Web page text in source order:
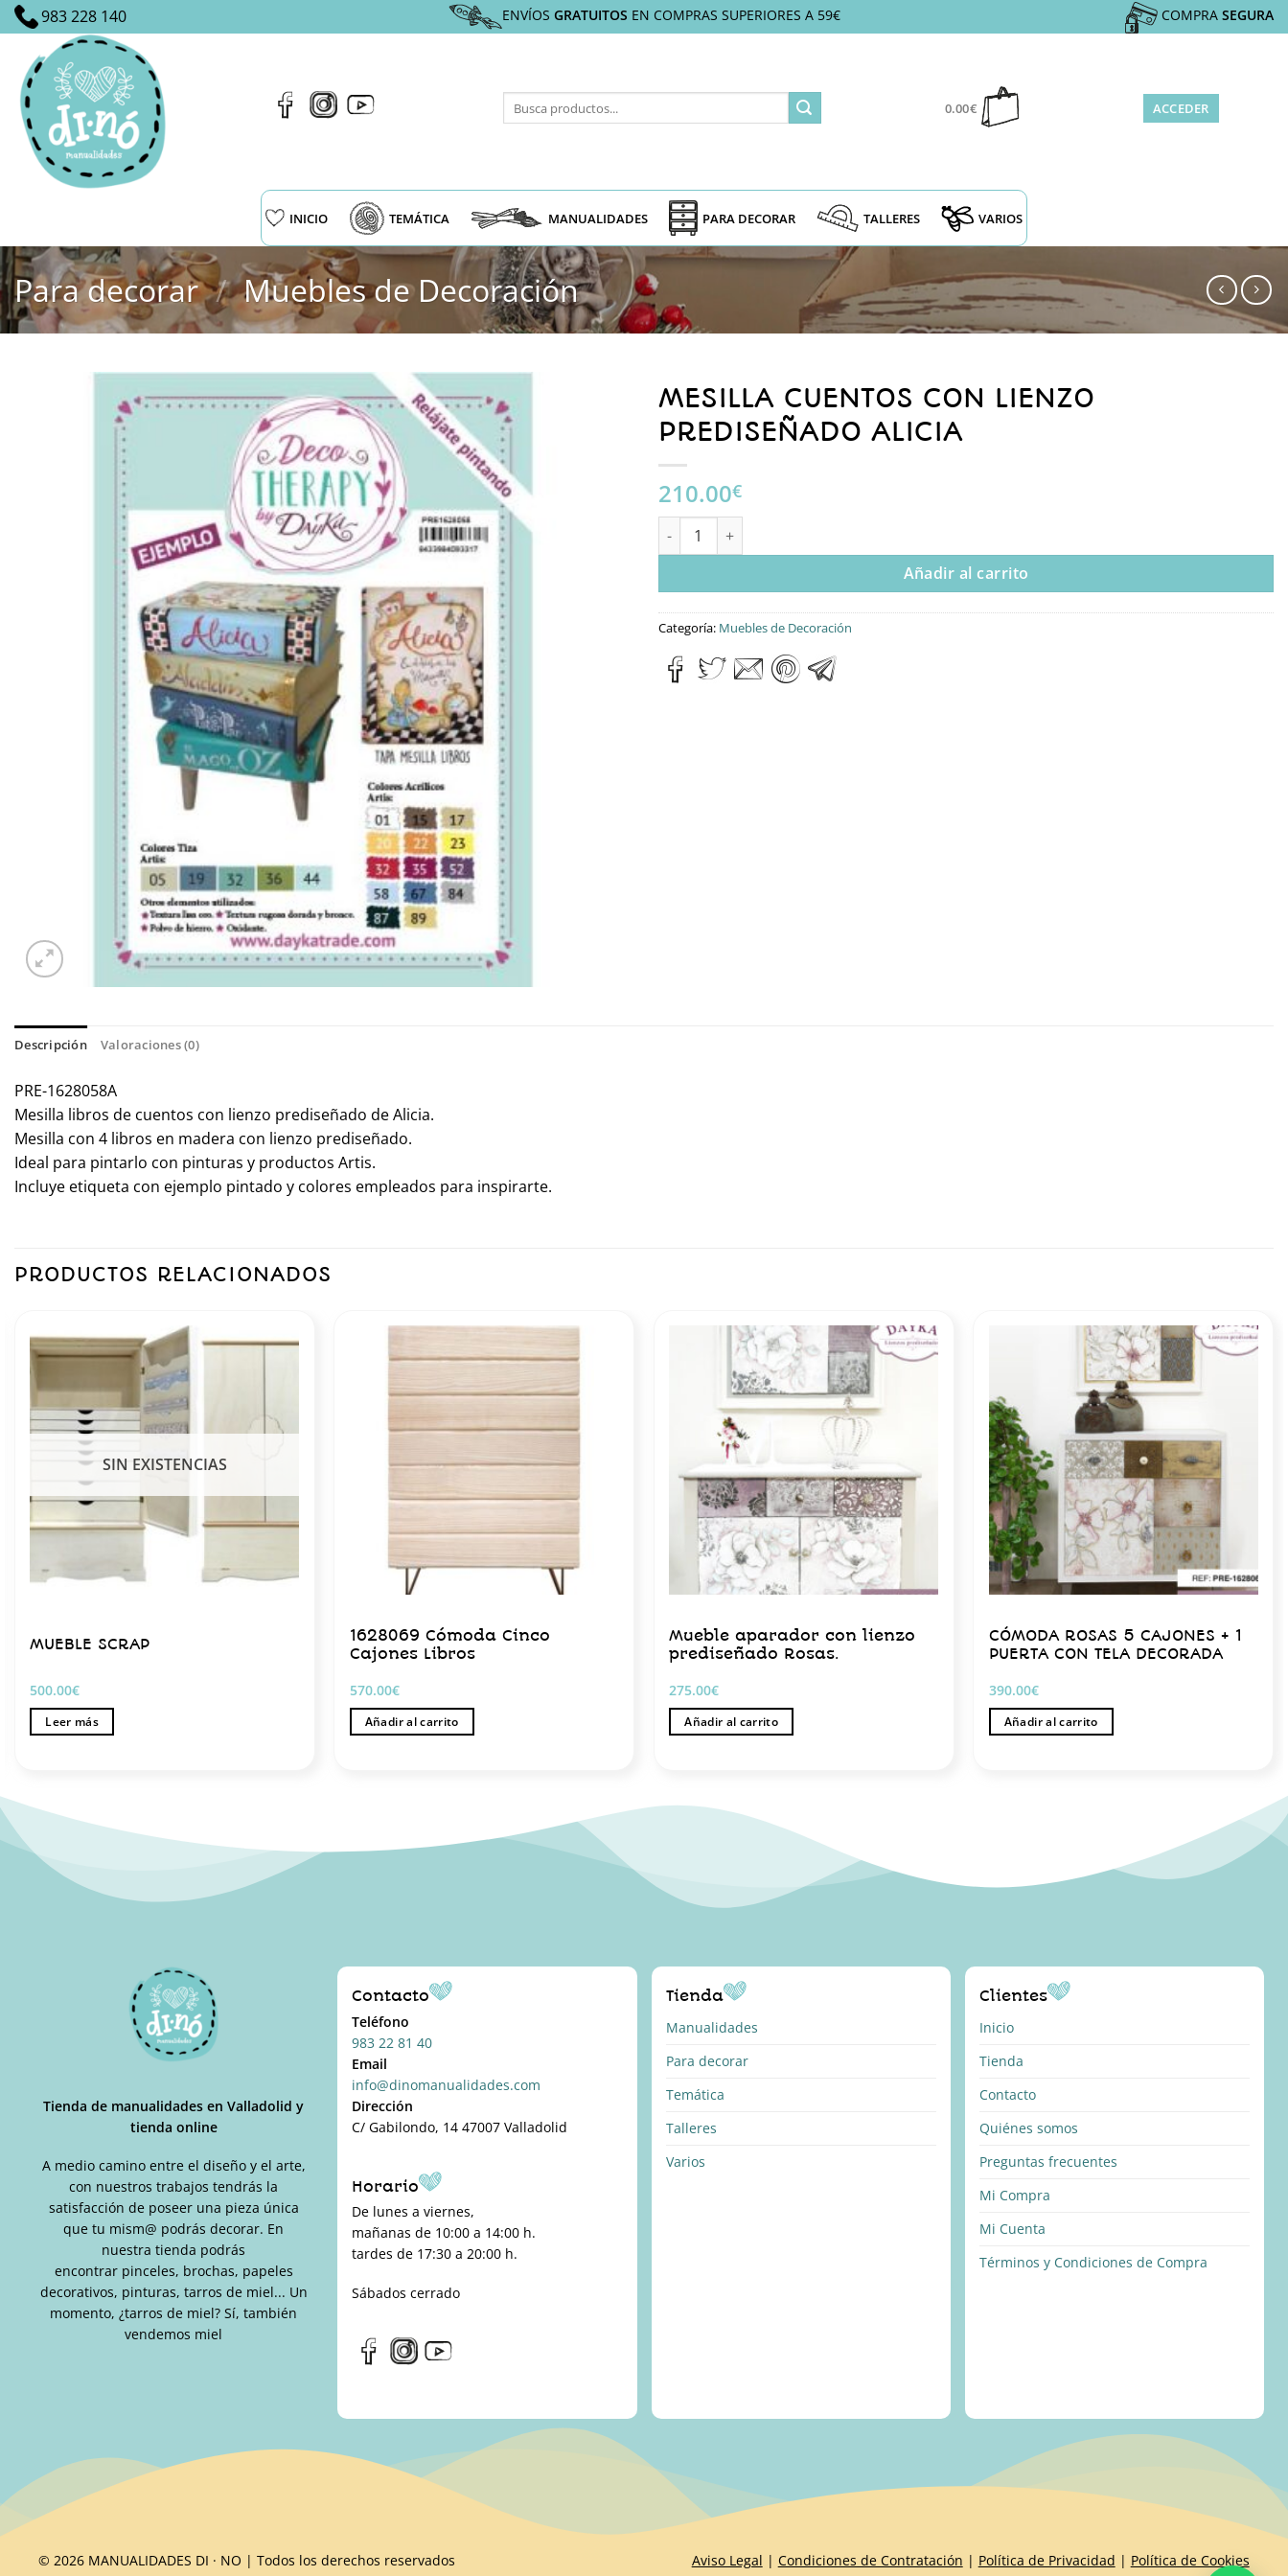
Saltar
al
contenido
983 228 140 ENVÍOS GRATUITOS EN COMPRAS SUPERIORES A 59€ COMPRA SEGURA
por:
0.00€ ACCEDER
INICIO TEMÁTICA MANUALIDADES PARA DECORAR TALLERES VARIOS
Para decorar / Muebles de Decoración
MESILLA CUENTOS CON LIENZO
PREDISEÑADO ALICIA
210.00€
MESILLA CUENTOS CON LIENZO PREDISEÑADO ALICIA cantidad
Añadir al carrito
Categoría: Muebles de Decoración
Descripción Valoraciones (0)
PRE-1628058A
Mesilla libros de cuentos con lienzo prediseñado de Alicia.
Mesilla con 4 libros en madera con lienzo prediseñado.
Ideal para pintarlo con pinturas y productos Artis.
Incluye etiqueta con ejemplo pintado y colores empleados para inspirarte.
PRODUCTOS RELACIONADOS
SIN EXISTENCIAS
MUEBLE SCRAP
500.00€
Leer más
1628069 Cómoda Cinco
Cajones Libros
570.00€
Añadir al carrito
Mueble aparador con lienzo
prediseñado Rosas.
275.00€
Añadir al carrito
CÓMODA ROSAS 5 CAJONES + 1
PUERTA CON TELA DECORADA
390.00€
Añadir al carrito
Tienda de manualidades en Valladolid y
tienda online
A medio camino entre el diseño y el arte,
con nuestros trabajos tendrás la
satisfacción de poseer una pieza única
que tu mism@ podrás decorar. En
nuestra tienda podrás
encontrar pinceles, brochas, papeles
decorativos, pinturas, tarros de miel... Un
momento, ¿tarros de miel? Sí, también
vendemos miel
Contacto
Teléfono
983 22 81 40
Email
info@dinomanualidades.com
Dirección
C/ Gabilondo, 14 47007 Valladolid
Horario
De lunes a viernes,
mañanas de 10:00 a 14:00 h.
tardes de 17:30 a 20:00 h.
Sábados cerrado
Tienda
Manualidades
Para decorar
Temática
Talleres
Varios
Clientes
Inicio
Tienda
Contacto
Quiénes somos
Preguntas frecuentes
Mi Compra
Mi Cuenta
Términos y Condiciones de Compra
© 2026 MANUALIDADES DI · NO | Todos los derechos reservados Aviso Legal | Condiciones de Contratación | Política de Privacidad | Política de Cookies